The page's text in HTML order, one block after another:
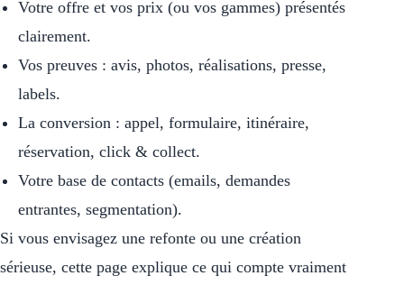
Votre offre et vos prix (ou vos gammes) présentés
clairement.
Vos preuves : avis, photos, réalisations, presse,
labels.
La conversion : appel, formulaire, itinéraire,
réservation, click & collect.
Votre base de contacts (emails, demandes
entrantes, segmentation).
Si vous envisagez une refonte ou une création
sérieuse, cette page explique ce qui compte vraiment